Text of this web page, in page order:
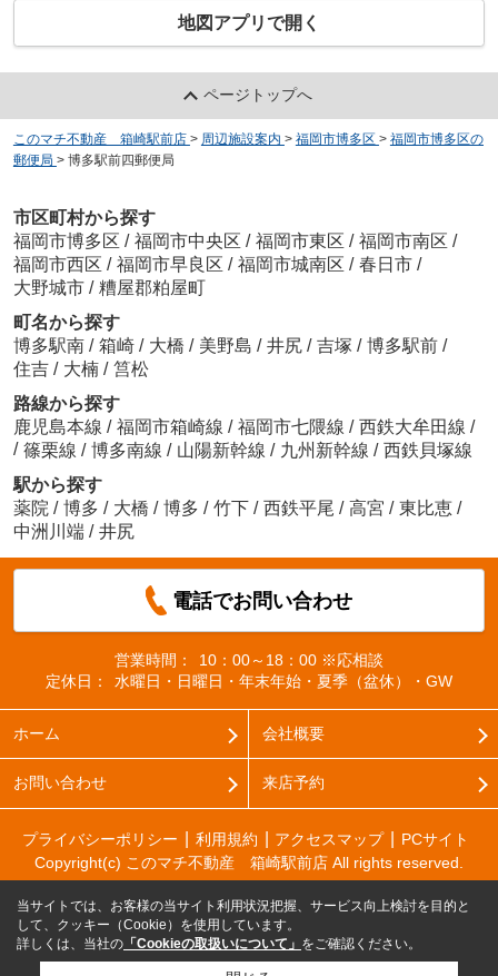
地図アプリで開く
ページトップへ
このマチ不動産 箱崎駅前店 > 周辺施設案内 > 福岡市博多区 > 福岡市博多区の
郵便局 > 博多駅前四郵便局
市区町村から探す
福岡市博多区 / 福岡市中央区 / 福岡市東区 / 福岡市南区 /
福岡市西区 / 福岡市早良区 / 福岡市城南区 / 春日市 /
大野城市 / 糟屋郡粕屋町
町名から探す
博多駅南 / 箱崎 / 大橋 / 美野島 / 井尻 / 吉塚 / 博多駅前 /
住吉 / 大楠 / 筥松
路線から探す
鹿児島本線 / 福岡市箱崎線 / 福岡市七隈線 / 西鉄大牟田線 /
/ 篠栗線 / 博多南線 / 山陽新幹線 / 九州新幹線 / 西鉄貝塚線
駅から探す
薬院 / 博多 / 大橋 / 博多 / 竹下 / 西鉄平尾 / 高宮 / 東比恵 /
中洲川端 / 井尻
電話でお問い合わせ
営業時間：
10：00～18：00 ※応相談
定休日：
水曜日・日曜日・年末年始・夏季（盆休）・GW
ホーム 会社概要
お問い合わせ 来店予約
プライバシーポリシー 利用規約 アクセスマップ
PCサイト
Copyright(c) このマチ不動産 箱崎駅前店 All rights reserved.
当サイトでは、お客様の当サイト利用状況把握、サービス向上検討を目的と
して、クッキー（Cookie）を使用しています。
詳しくは、当社の 「Cookieの取扱いについて」 をご確認ください。